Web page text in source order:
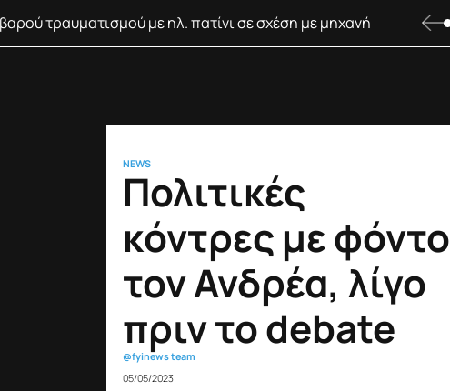
τραυματισμού με ηλ. πατίνι σε σχέση με μηχανή
NEWS
Πολιτικές
κόντρες με φόντο
τον Ανδρέα, λίγο
πριν το debate
@fyinews team
05/05/2023